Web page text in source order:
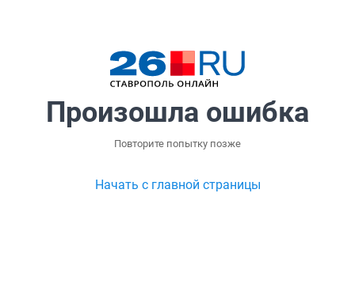
Произошла ошибка
Повторите попытку позже
Начать с главной страницы